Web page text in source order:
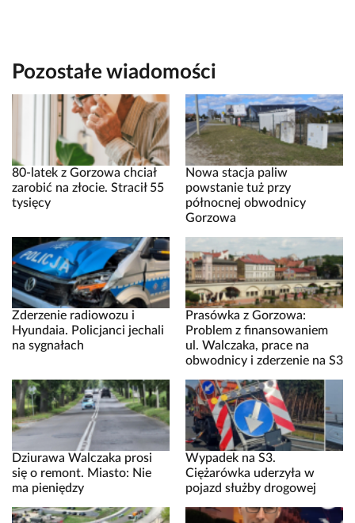
Pozostałe wiadomości
80-latek z Gorzowa chciał
zarobić na złocie. Stracił 55
tysięcy
Nowa stacja paliw
powstanie tuż przy
północnej obwodnicy
Gorzowa
Zderzenie radiowozu i
Hyundaia. Policjanci jechali
na sygnałach
Prasówka z Gorzowa:
Problem z finansowaniem
ul. Walczaka, prace na
obwodnicy i zderzenie na S3
Dziurawa Walczaka prosi
się o remont. Miasto: Nie
ma pieniędzy
Wypadek na S3.
Ciężarówka uderzyła w
pojazd służby drogowej